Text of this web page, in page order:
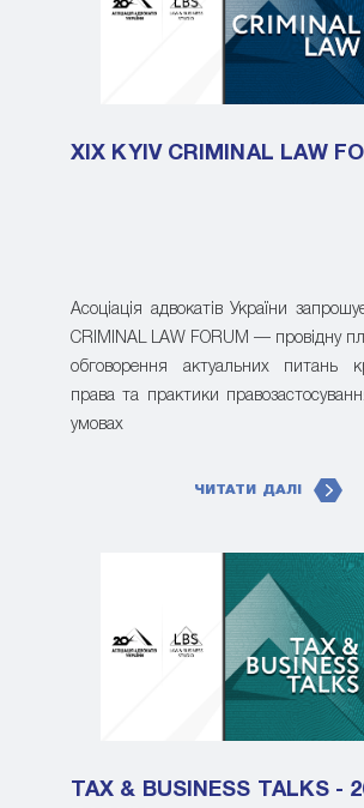
XIX KYIV CRIMINAL LAW
Асоціація адвокатів України
CRIMINAL LAW FORUM — провідну
обговорення актуальних питань
права та практики
умовах
ЧИТАТИ ДАЛІ
TAX & BUSINESS TALKS -